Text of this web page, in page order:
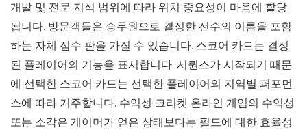
개발 및 전문 지식 범위에 따라 위치 중요성이 마음에 할당
됩니다. 방문객들은 승무원으로 결정한 선수의 이름을 포함
하는 자체 점수 판을 가질 수 있습니다. 스코어 카드는 결정
된 플레이어의 기능을 표시합니다. 시퀀스가 시작되기 때문
에 선택한 스코어 카드는 선택한 플레이어의 지역별 퍼포먼
스에 따라 거주합니다. 수익성 크리켓 온라인 게임의 수익성
또는 소각은 게이머가 얻은 상태보다는 필드에 대한 효율성